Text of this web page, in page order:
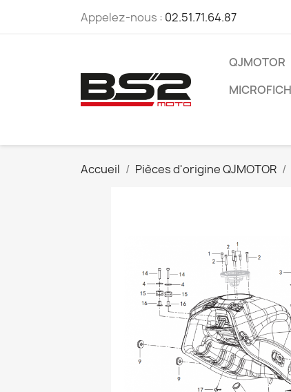
Appelez-nous : 02.51.71.64.87
QJMOTOR
Accueil Pièces d'origine QJMOTOR